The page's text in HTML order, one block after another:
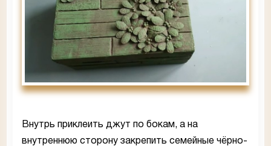
Внутрь приклеить джут по бокам, а на
внутреннюю сторону закрепить семейные чёрно-